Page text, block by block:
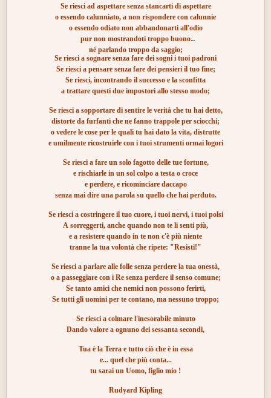
Se riesci ad aspettare senza stancarti di aspettare
o essendo calunniato, a non rispondere con calunnie
o essendo odiato non abbandonarti all'odio
pur non mostrandoti troppo buono
né parlando troppo da saggio;
Se riesci a sognare senza fare dei sogni i tuoi padroni
Se riesci a pensare senza fare dei pensieri il tuo fine;
Se riesci, incontrando il successo e la sconfitta
a trattare questi due impostori allo stesso modo;
Se riesci a sopportare di sentire le verità che tu hai detto,
distorte da furfanti che ne fanno trappole per sciocchi;
o vedere le cose per le quali tu hai dato la vita, distrutte
e umilmente ricostruirle con i tuoi strumenti ormai logori
Se riesci a fare un solo fagotto delle tue fortune,
e rischiarle in un sol colpo a testa o croce
e perdere, e ricominciare daccapo
senza mai dire una parola su quello che hai perduto.
Se riesci a costringere il tuo cuore, i tuoi nervi, i tuoi polsi
A sorreggerti, anche quando non te li senti più,
e a resistere quando in te non c'è più niente
tranne la tua volontà che ripete: "Resisti!"
Se riesci a parlare alle folle senza perdere la tua onestà,
o a passeggiare con i Re senza perdere il senso comune;
Se tanto amici che nemici non possono ferirti,
Se tutti gli uomini per te contano, ma nessuno troppo;
Se riesci a colmare l'inesorabile minuto
Dando valore a ognuno dei sessanta secondi,
Tua è la Terra e tutto ciò che è in essa
e... quel che più conta...
tu sarai un Uomo, figlio mio !
Rudyard Kipling